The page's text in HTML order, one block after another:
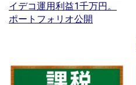
イデコ運用利益1千万円。
ポートフォリオ公開